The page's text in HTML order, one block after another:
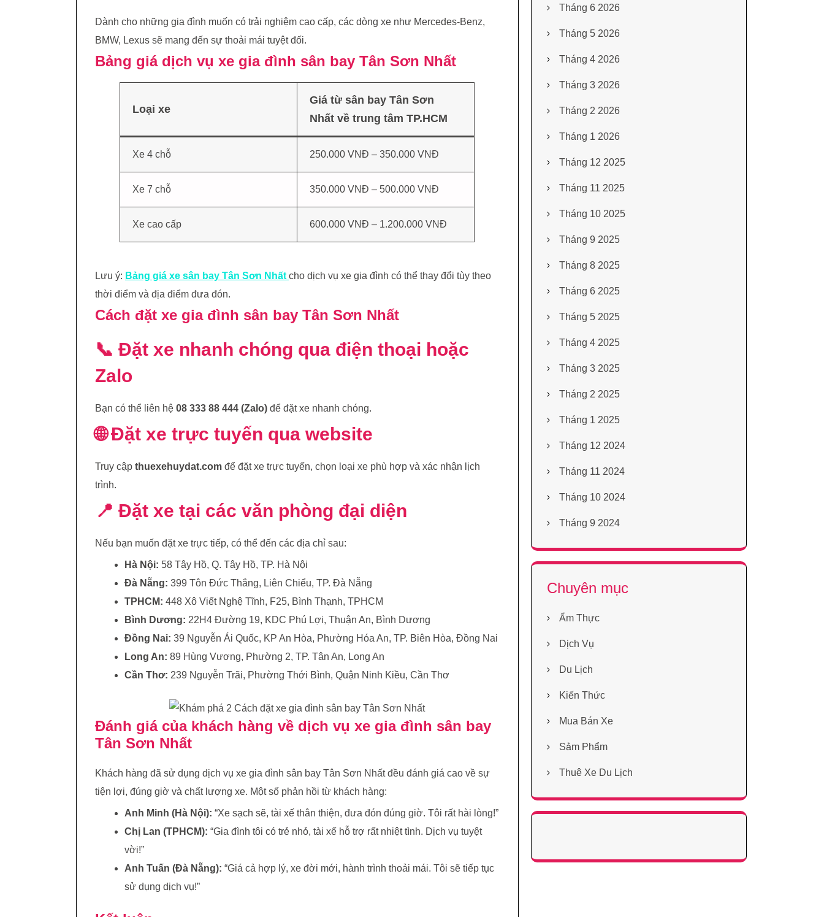
Dành cho những gia đình muốn có trải nghiệm cao cấp, các dòng xe như Mercedes-Benz,
BMW, Lexus sẽ mang đến sự thoải mái tuyệt đối.
Bảng giá dịch vụ xe gia đình sân bay Tân Sơn Nhất
Loại xe
Giá từ sân bay Tân Sơn
Nhất về trung tâm TP.HCM
Xe 4 chỗ 250.000 VNĐ – 350.000 VNĐ
Xe 7 chỗ 350.000 VNĐ – 500.000 VNĐ
Xe cao cấp 600.000 VNĐ – 1.200.000 VNĐ
Lưu ý: Bảng giá xe sân bay Tân Sơn Nhất cho dịch vụ xe gia đình có thể thay đổi tùy theo
thời điểm và địa điểm đưa đón.
Cách đặt xe gia đình sân bay Tân Sơn Nhất
📞 Đặt xe nhanh chóng qua điện thoại hoặc
Zalo
Bạn có thể liên hệ 08 333 88 444 (Zalo) để đặt xe nhanh chóng.
🌐 Đặt xe trực tuyến qua website
Truy cập thuexehuydat.com để đặt xe trực tuyến, chọn loại xe phù hợp và xác nhận lịch
trình.
📍 Đặt xe tại các văn phòng đại diện
Nếu bạn muốn đặt xe trực tiếp, có thể đến các địa chỉ sau:
Hà Nội: 58 Tây Hồ, Q. Tây Hồ, TP. Hà Nội
Đà Nẵng: 399 Tôn Đức Thắng, Liên Chiểu, TP. Đà Nẵng
TPHCM: 448 Xô Viết Nghệ Tĩnh, F25, Bình Thạnh, TPHCM
Bình Dương: 22H4 Đường 19, KDC Phú Lợi, Thuận An, Bình Dương
Đồng Nai: 39 Nguyễn Ái Quốc, KP An Hòa, Phường Hóa An, TP. Biên Hòa, Đồng Nai
Long An: 89 Hùng Vương, Phường 2, TP. Tân An, Long An
Cần Thơ: 239 Nguyễn Trãi, Phường Thới Bình, Quận Ninh Kiều, Cần Thơ
Đánh giá của khách hàng về dịch vụ xe gia đình sân bay
Tân Sơn Nhất
Khách hàng đã sử dụng dịch vụ xe gia đình sân bay Tân Sơn Nhất đều đánh giá cao về sự
tiện lợi, đúng giờ và chất lượng xe. Một số phản hồi từ khách hàng:
Anh Minh (Hà Nội): “Xe sạch sẽ, tài xế thân thiện, đưa đón đúng giờ. Tôi rất hài lòng!”
Chị Lan (TPHCM): “Gia đình tôi có trẻ nhỏ, tài xế hỗ trợ rất nhiệt tình. Dịch vụ tuyệt
vời!”
Anh Tuấn (Đà Nẵng): “Giá cả hợp lý, xe đời mới, hành trình thoải mái. Tôi sẽ tiếp tục
sử dụng dịch vụ!”
Tháng 6 2026
Tháng 5 2026
Tháng 4 2026
Tháng 3 2026
Tháng 2 2026
Tháng 1 2026
Tháng 12 2025
Tháng 11 2025
Tháng 10 2025
Tháng 9 2025
Tháng 8 2025
Tháng 6 2025
Tháng 5 2025
Tháng 4 2025
Tháng 3 2025
Tháng 2 2025
Tháng 1 2025
Tháng 12 2024
Tháng 11 2024
Tháng 10 2024
Tháng 9 2024
Chuyên mục
Ẩm Thực
Dịch Vụ
Du Lịch
Kiến Thức
Mua Bán Xe
Sảm Phẩm
Thuê Xe Du Lịch